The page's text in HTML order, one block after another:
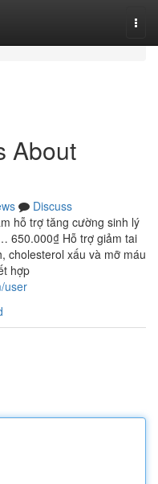
About
Discuss
hỗ trợ tăng cường sinh lý
650.000₫ Hỗ trợ giảm tai
cholesterol xấu và mỡ máu
hợp
user